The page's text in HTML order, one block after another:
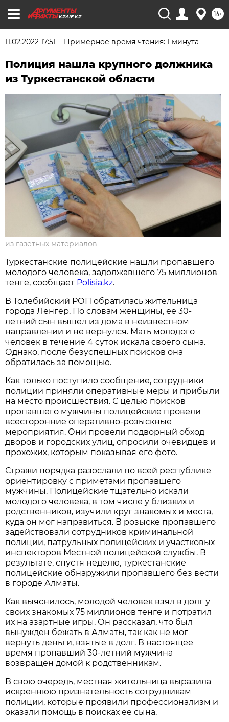
KZAIF.KZ 16+
11.02.2022 17:51 Примерное время чтения: 1 минута
Полиция нашла крупного должника
из Туркестанской области
из газетных материалов
Туркестанские полицейские нашли пропавшего
молодого человека, задолжавшего 75 миллионов
тенге, сообщает Polisia.kz.
В Толебийский РОП обратилась жительница
города Ленгер. По словам женщины, ее 30-
летний сын вышел из дома в неизвестном
направлении и не вернулся. Мать молодого
человек в течение 4 суток искала своего сына.
Однако, после безуспешных поисков она
обратилась за помощью.
Как только поступило сообщение, сотрудники
полиции приняли оперативные меры и прибыли
на место происшествия. С целью поисков
пропавшего мужчины полицейские провели
всесторонние оперативно-розыскные
мероприятия. Они провели подворный обход
дворов и городских улиц, опросили очевидцев и
прохожих, которым показывая его фото.
Стражи порядка разослали по всей республике
ориентировку с приметами пропавшего
мужчины. Полицейские тщательно искали
молодого человека, в том числе у близких и
родственников, изучили круг знакомых и места,
куда он мог направиться. В розыске пропавшего
задействовали сотрудников криминальной
полиции, патрульных полицейских и участковых
инспекторов Местной полицейской службы. В
результате, спустя неделю, туркестанские
полицейские обнаружили пропавшего без вести
в городе Алматы.
Как выяснилось, молодой человек взял в долг у
своих знакомых 75 миллионов тенге и потратил
их на азартные игры. Он рассказал, что был
вынужден бежать в Алматы, так как не мог
вернуть деньги, взятые в долг. В настоящее
время пропавший 30-летний мужчина
возвращен домой к родственникам.
В свою очередь, местная жительница выразила
искреннюю признательность сотрудникам
полиции, которые проявили профессионализм и
оказали помощь в поисках ее сына.